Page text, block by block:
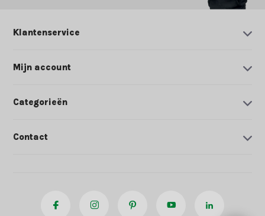
Klantenservice
Mijn account
Categorieën
Contact